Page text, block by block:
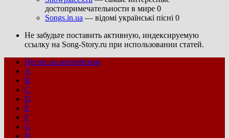
достопримечательности в мире 0
Songs.in.ua — відомі українські пісні 0
Не забудьте поставить активную, индексируемую
ссылку на Song-Story.ru при использовании статей.
Песни на английском
A
B
C
D
E
F
G
H